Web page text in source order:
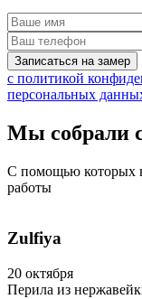
Записаться на замер
с политикой
персональных
Мы собрали
С помощью которых
работы
Zulfiya
20 октября
Перила из